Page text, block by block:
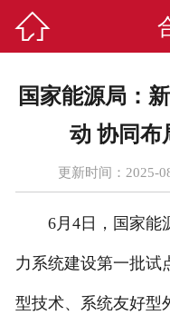

国家能源局：
动 协同布
更新时间：2025-
6月4日，国家能
力系统建设第一批试
型技术、系统友好型